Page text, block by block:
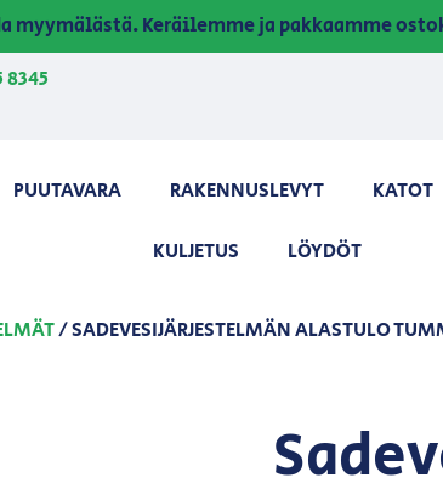
myymälästä. Keräilemme ja pakkaamme
8345
PUUTAVARA RAKENNUSLEVYT KATOT
KULJETUS LÖYDÖT
/ SADEVESIJÄRJESTELMÄN ALASTULO